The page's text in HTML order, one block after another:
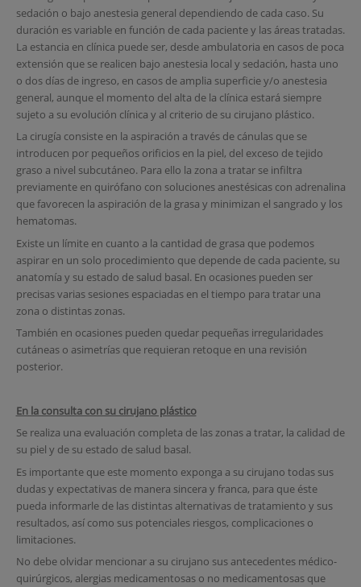
sedación o bajo anestesia general dependiendo de cada caso. Su
duración es variable en función de cada paciente y las áreas tratadas.
La estancia en clínica puede ser, desde ambulatoria en casos de poca
extensión que se realicen bajo anestesia local y sedación, hasta uno
o dos días de ingreso, en casos de amplia superficie y/o anestesia
general, aunque el momento del alta de la clínica estará siempre
sujeto a su evolución clínica y al criterio de su cirujano plástico.
La cirugía consiste en la aspiración a través de cánulas que se
introducen por pequeños orificios en la piel, del exceso de tejido
graso a nivel subcutáneo. Para ello la zona a tratar se infiltra
previamente en quirófano con soluciones anestésicas con adrenalina
que favorecen la aspiración de la grasa y minimizan el sangrado y los
hematomas.
Existe un límite en cuanto a la cantidad de grasa que podemos
aspirar en un solo procedimiento que depende de cada paciente, su
anatomía y su estado de salud basal. En ocasiones pueden ser
precisas varias sesiones espaciadas en el tiempo para tratar una
zona o distintas zonas.
También en ocasiones pueden quedar pequeñas irregularidades
cutáneas o asimetrías que requieran retoque en una revisión
posterior.
En la consulta con su cirujano plástico
Se realiza una evaluación completa de las zonas a tratar, la calidad de
su piel y de su estado de salud basal.
Es importante que este momento exponga a su cirujano todas sus
dudas y expectativas de manera sincera y franca, para que éste
pueda informarle de las distintas alternativas de tratamiento y sus
resultados, así como sus potenciales riesgos, complicaciones o
limitaciones.
No debe olvidar mencionar a su cirujano sus antecedentes médico-
quirúrgicos, alergias medicamentosas o no medicamentosas que